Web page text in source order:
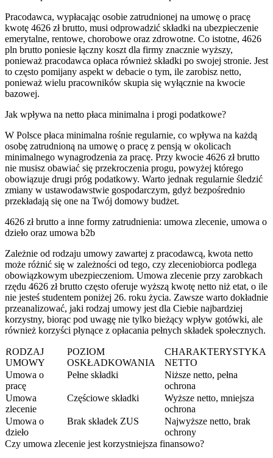
Pracodawca, wypłacając osobie zatrudnionej na umowę o pracę
kwotę 4626 zł brutto, musi odprowadzić składki na ubezpieczenie
emerytalne, rentowe, chorobowe oraz zdrowotne. Co istotne, 4626
pln brutto poniesie łączny koszt dla firmy znacznie wyższy,
ponieważ pracodawca opłaca również składki po swojej stronie. Jest
to często pomijany aspekt w debacie o tym, ile zarobisz netto,
ponieważ wielu pracowników skupia się wyłącznie na kwocie
bazowej.
Jak wpływa na netto płaca minimalna i progi podatkowe?
W Polsce płaca minimalna rośnie regularnie, co wpływa na każdą
osobę zatrudnioną na umowę o pracę z pensją w okolicach
minimalnego wynagrodzenia za pracę. Przy kwocie 4626 zł brutto
nie musisz obawiać się przekroczenia progu, powyżej którego
obowiązuje drugi próg podatkowy. Warto jednak regularnie śledzić
zmiany w ustawodawstwie gospodarczym, gdyż bezpośrednio
przekładają się one na Twój domowy budżet.
4626 zł brutto a inne formy zatrudnienia: umowa zlecenie, umowa o
dzieło oraz umowa b2b
Zależnie od rodzaju umowy zawartej z pracodawcą, kwota netto
może różnić się w zależności od tego, czy zleceniobiorca podlega
obowiązkowym ubezpieczeniom. Umowa zlecenie przy zarobkach
rzędu 4626 zł brutto często oferuje wyższą kwotę netto niż etat, o ile
nie jesteś studentem poniżej 26. roku życia. Zawsze warto dokładnie
przeanalizować, jaki rodzaj umowy jest dla Ciebie najbardziej
korzystny, biorąc pod uwagę nie tylko bieżący wpływ gotówki, ale
również korzyści płynące z opłacania pełnych składek społecznych.
RODZAJ
UMOWY
POZIOM
OSKŁADKOWANIA
CHARAKTERYSTYKA
NETTO
Umowa o
pracę
Pełne składki
Niższe netto, pełna
ochrona
Umowa
zlecenie
Częściowe składki
Wyższe netto, mniejsza
ochrona
Umowa o
dzieło
Brak składek ZUS
Najwyższe netto, brak
ochrony
Czy umowa zlecenie jest korzystniejsza finansowo?